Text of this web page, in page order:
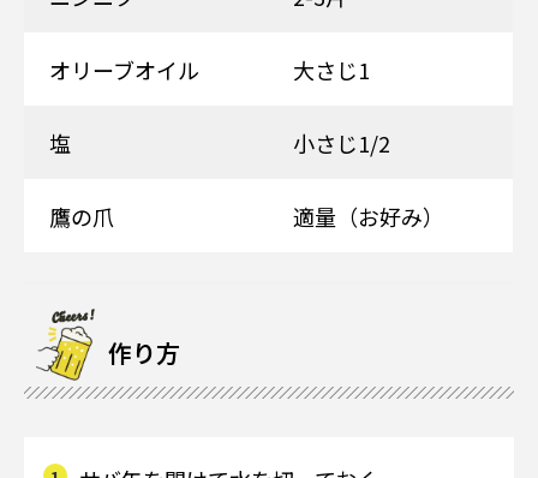
オリーブオイル 大さじ1
塩 小さじ1/2
鷹の爪 適量（お好み）
作り方